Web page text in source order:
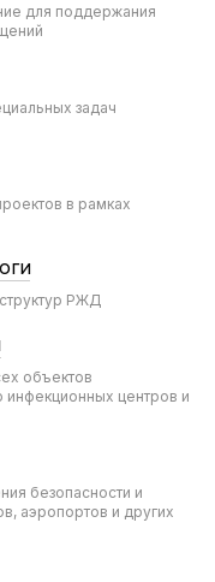
для поддержания
задач
в рамках
РЖД
объектов
инфекционных центров и
безопасности и
аэропортов и других